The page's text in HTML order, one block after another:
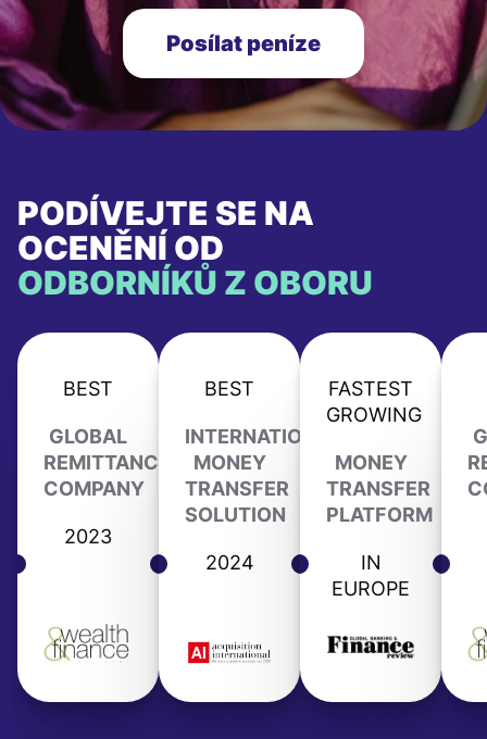
Posílat peníze
PODÍVEJTE SE NA
OCENĚNÍ OD
ODBORNÍKŮ Z OBORU
BEST
GLOBAL
REMITTANCE
COMPANY
2023
BEST
INTERNATIONAL
MONEY
TRANSFER
SOLUTION
2024
FASTEST
GROWING
MONEY
TRANSFER
PLATFORM
IN
EUROPE